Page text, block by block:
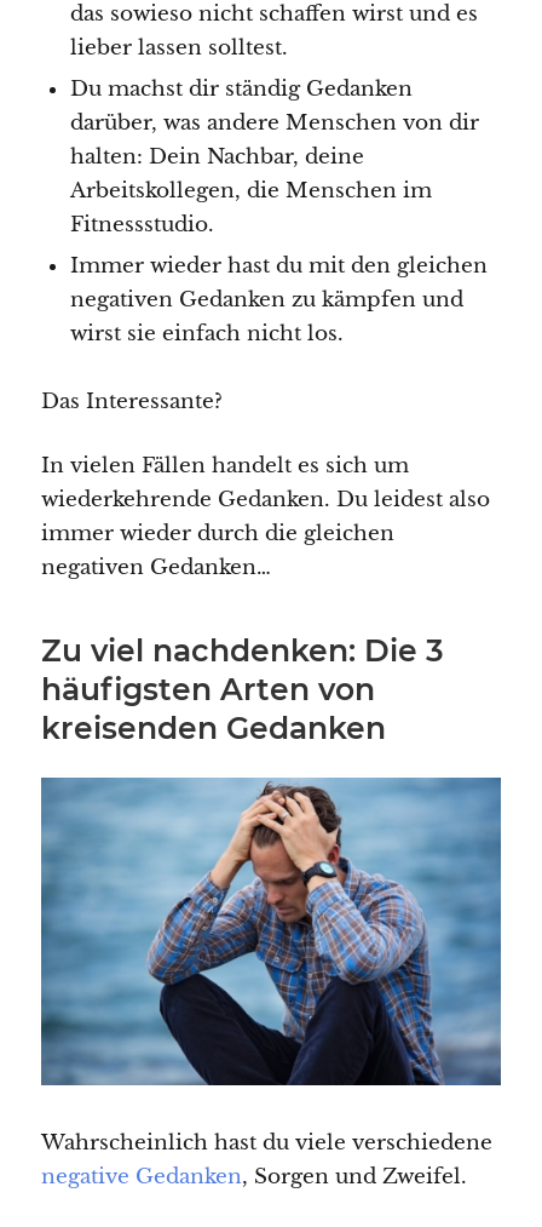
das sowieso nicht schaffen wirst und es
lieber lassen solltest.
Du machst dir ständig Gedanken
darüber, was andere Menschen von dir
halten: Dein Nachbar, deine
Arbeitskollegen, die Menschen im
Fitnessstudio.
Immer wieder hast du mit den gleichen
negativen Gedanken zu kämpfen und
wirst sie einfach nicht los.
Das Interessante?
In vielen Fällen handelt es sich um
wiederkehrende Gedanken. Du leidest also
immer wieder durch die gleichen
negativen Gedanken…
Zu viel nachdenken: Die 3
häufigsten Arten von
kreisenden Gedanken
Wahrscheinlich hast du viele verschiedene
negative Gedanken, Sorgen und Zweifel.